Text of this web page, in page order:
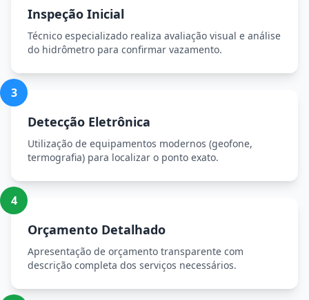
Inspeção Inicial
Técnico especializado realiza avaliação visual e análise
do hidrômetro para confirmar vazamento.
3
Detecção Eletrônica
Utilização de equipamentos modernos (geofone,
termografia) para localizar o ponto exato.
4
Orçamento Detalhado
Apresentação de orçamento transparente com
descrição completa dos serviços necessários.